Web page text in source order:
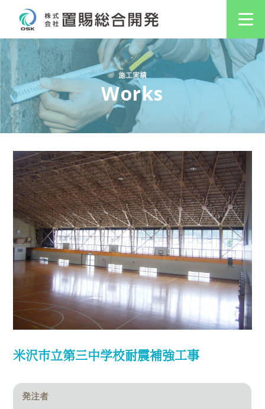
施工実績
Works
米沢市立第三中学校耐震補強工事
発注者